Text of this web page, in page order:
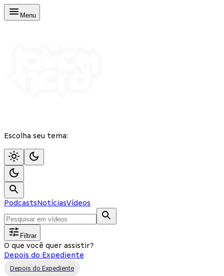
Menu
Escolha seu tema:
PodcastsNotíciasVídeos
Filtrar
O que você quer assistir?
Depois do Expediente
Depois do Expediente